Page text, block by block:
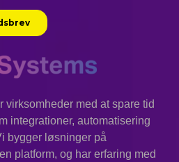
med at spare tid
integrationer, automatisering
bygger løsninger på
platform, og har erfaring med